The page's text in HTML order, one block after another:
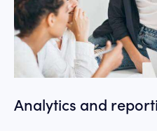
Analytics and